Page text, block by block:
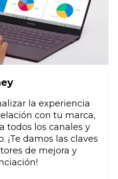
la experiencia
con tu marca,
todos los canales y
¡Te damos las claves
de mejora y